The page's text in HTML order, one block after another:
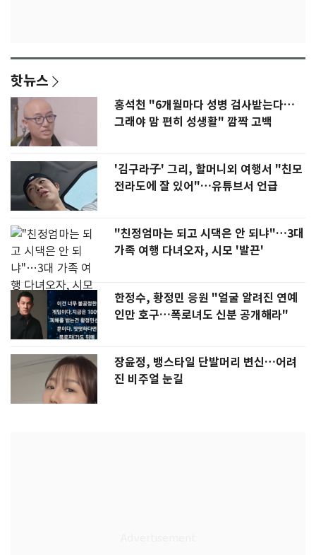
핫뉴스
홍석천 "6개월마다 성병 검사받는다…
그래야 맘 편히 성생활" 깜짝 고백
'김구라子' 그리, 할머니외 여행서 "친모
전라도에 잘 있어"…유튜브서 언급
"친정엄마는 되고 시댁은 안 되냐"…3대
가족 여행 다녀오자, 시모 '발끈'
한정수, 황정민 응원 "얼굴 알려진 연예
인만 호구…폭로녀도 신분 공개해라"
장윤정, 뱅스타일 단발머리 변신…어려
진 비주얼 눈길